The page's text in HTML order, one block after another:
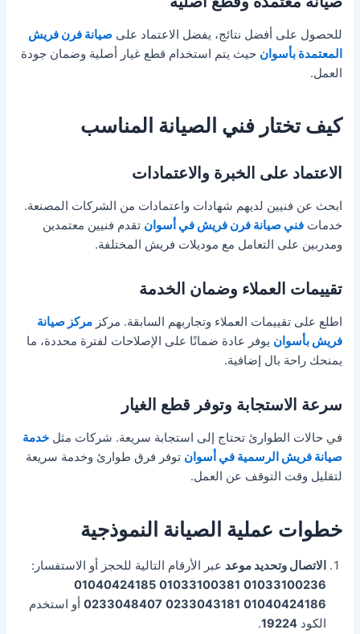
للحصول على أفضل نتائج، يفضل الاعتماد علىصيانة فرن فريش
المعتمدة بأسوان حيث يتم استخدام قطع غيار أصلية وضمان جودة
العمل.
كيف تختار فني الصيانة المناسب
الاعتماد على الخبرة والاعتمادات
ابحث عن فنيين لديهم شهادات واعتمادات من الشركات المصنعة.
خدماتفني صيانة فرن فريش في أسوان تقدم فنيين معتمدين
ومدربين على التعامل مع موديلات فريش المختلفة.
تقييمات العملاء وضمان الخدمة
اطلع على تقييمات العملاء وتجاربهم السابقة. مركزمركز صيانة
فريش بأسوان يوفر عادة ضمانًا على الإصلاحات لفترة محددة، ما
يمنحك راحة بال إضافية.
سرعة الاستجابة وتوفر قطع الغيار
في حالات الطوارئ تحتاج إلى استجابة سريعة. شركات مثلخدمة
صيانة فريش الرسمية في أسوان توفر فرق طوارئ وخدمة سريعة
لتقليل وقت التوقف عن العمل.
خطوات عملية الصيانة النموذجية
الاتصال وتحديد موعد عبر الأرقام التالية للحجز أو الاستفسار:
01033100236
01033100381
01040424185
01040424186
0233043181
0233048407 أو استخدم
الكود19224
.